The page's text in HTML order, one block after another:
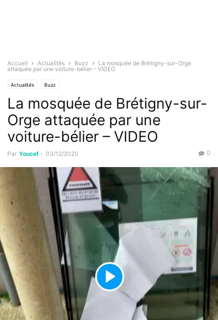
Accueil Actualités Buzz
La mosquée de Brétigny-sur-Orge
attaquée par une voiture-bélier – VIDEO
Actualités Buzz
La mosquée de Brétigny-sur-
Orge attaquée par une
voiture-bélier – VIDEO
Par Youcef - 03/12/2020 0